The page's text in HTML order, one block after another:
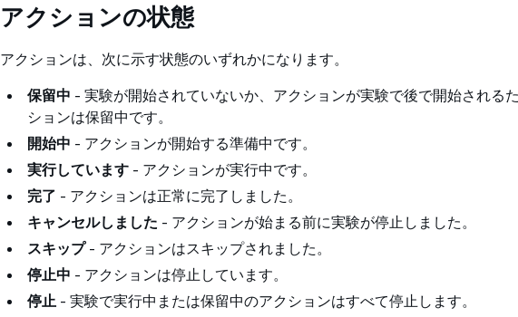
アクションの状態
アクションは、次に示す状態のいずれかになります。
保留中 - 実験が開始されていないか、アクションが実験で後で開始される
ションは保留中です。
開始中 - アクションが開始する準備中です。
実行しています - アクションが実行中です。
完了 - アクションは正常に完了しました。
キャンセルしました - アクションが始まる前に実験が停止しました。
スキップ- アクションはスキップされました。
停止中 - アクションは停止しています。
停止 - 実験で実行中または保留中のアクションはすべて停止します。